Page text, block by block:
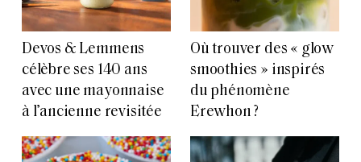
Devos & Lemmens
célèbre ses 140 ans
avec une mayonnaise
à l’ancienne revisitée
Où trouver des « glow
smoothies » inspirés
du phénomène
Erewhon ?